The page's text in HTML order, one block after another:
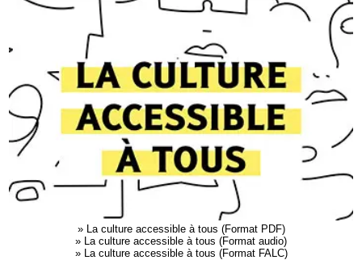
»
La culture accessible à tous (Format PDF)
»
La culture accessible à tous (Format audio)
»
La culture accessible à tous (Format FALC)